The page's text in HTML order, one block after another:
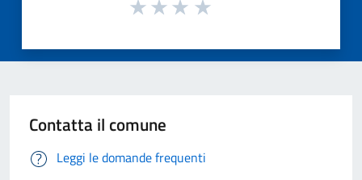
Contatta il comune
Leggi le domande frequenti